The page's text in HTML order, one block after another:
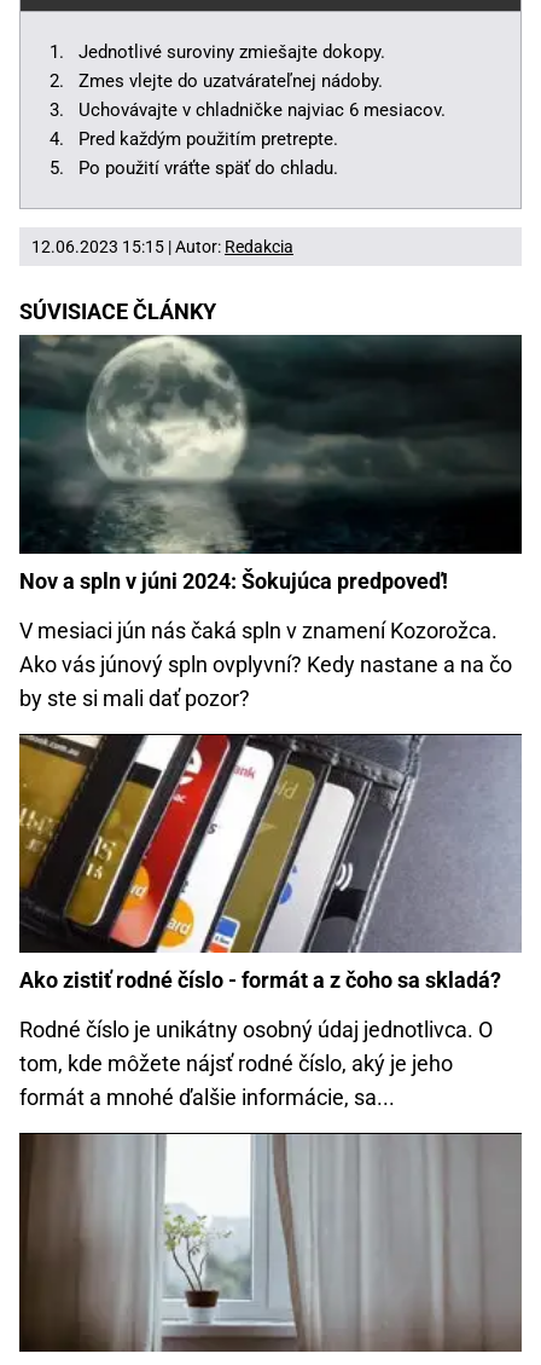
Jednotlivé suroviny zmiešajte dokopy.
Zmes vlejte do uzatvárateľnej nádoby.
Uchovávajte v chladničke najviac 6 mesiacov.
Pred každým použitím pretrepte.
Po použití vráťte späť do chladu.
12.06.2023 15:15 | Autor: Redakcia
SÚVISIACE ČLÁNKY
Nov a spln v júni 2024: Šokujúca predpoveď!
V mesiaci jún nás čaká spln v znamení Kozorožca.
Ako vás júnový spln ovplyvní? Kedy nastane a na čo
by ste si mali dať pozor?
Ako zistiť rodné číslo - formát a z čoho sa skladá?
Rodné číslo je unikátny osobný údaj jednotlivca. O
tom, kde môžete nájsť rodné číslo, aký je jeho
formát a mnohé ďalšie informácie, sa...